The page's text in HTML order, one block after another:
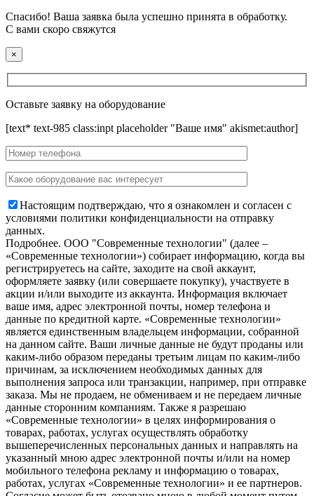
Спасибо! Ваша заявка была успешно принята в обработку.
С вами скоро свяжутся
×
Оставьте заявку на оборудование
[text* text-985 class:inpt placeholder "Ваше имя" akismet:author]
Настоящим подтверждаю, что я ознакомлен и согласен с
условиями политики конфиденциальности на отправку
данных.
Подробнее. OOO "Современные технологии" (далее –
«Современные технологии») собирает информацию, когда вы
регистрируетесь на сайте, заходите на свой аккаунт,
оформляете заявку (или совершаете покупку), участвуете в
акции и/или выходите из аккаунта. Информация включает
ваше имя, адрес электронной почты, номер телефона и
данные по кредитной карте. «Современные технологии»
является единственным владельцем информации, собранной
на данном сайте. Ваши личные данные не будут проданы или
каким-либо образом переданы третьим лицам по каким-либо
причинам, за исключением необходимых данных для
выполнения запроса или транзакции, например, при отправке
заказа. Мы не продаем, не обмениваем и не передаем личные
данные сторонним компаниям. Также я разрешаю
«Современные технологии» в целях информирования о
товарах, работах, услугах осуществлять обработку
вышеперечисленных персональных данных и направлять на
указанный мною адрес электронной почты и/или на номер
мобильного телефона рекламу и информацию о товарах,
работах, услугах «Современные технологии» и ее партнеров.